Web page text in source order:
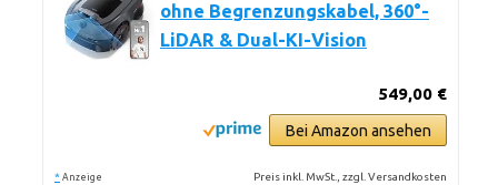
ohne Begrenzungskabel, 360°-
LiDAR & Dual-KI-Vision
549,00 €
Bei Amazon ansehen
* Anzeige Preis inkl. MwSt., zzgl. Versandkosten